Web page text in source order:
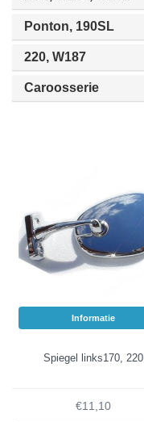
Ponton, 190SL
220, W187
Caroosserie
Informatie
Spiegel links170, 220
€11,10